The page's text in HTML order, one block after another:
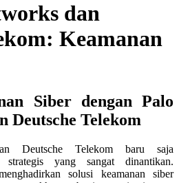
dan
Keamanan
Siber dengan Palo
Deutsche Telekom
Deutsche Telekom baru saja
strategis yang sangat dinantikan.
solusi keamanan siber